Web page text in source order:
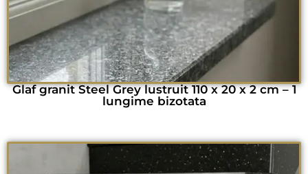
Glaf granit Steel Grey lustruit 110 x 20 x 2 cm – 1
lungime bizotata